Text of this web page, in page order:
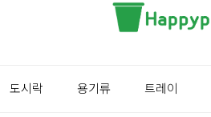
도시락 용기류 트레이